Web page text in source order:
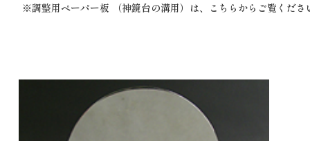
※調整用ペーパー板 （神鏡台の溝用） は、こちらからご覧くださ